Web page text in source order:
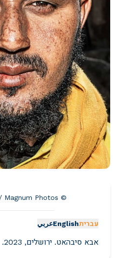
© Bruce Gilden / Magnum Photos
עבריתEnglishعربي
אבא סיבהאט. ירושלים, 2023.